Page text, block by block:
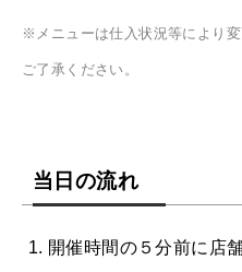
※メニューは仕入状況等により
ご了承ください。
当日の流れ
開催時間の５分前に店